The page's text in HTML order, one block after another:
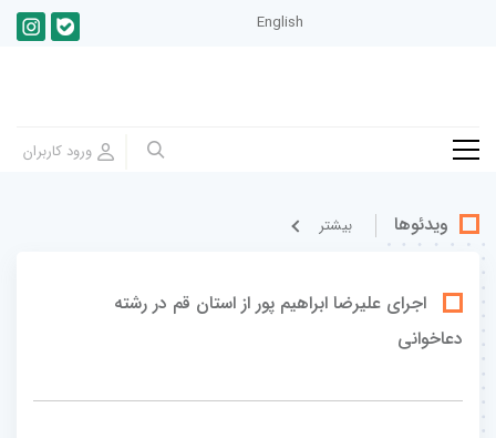
English
ویدئوها بيشتر
اجرای علیرضا ابراهیم پور از استان قم در رشته
دعاخوانی